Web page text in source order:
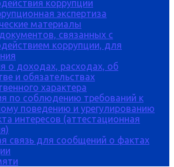
коррупции
экспертиза
материалы
связанных с
коррупции, для
о доходах, расходах, об
и обязательствах
характера
по соблюдению требований к
поведению и урегулированию
интересов (аттестационная
связь для сообщений о фактах